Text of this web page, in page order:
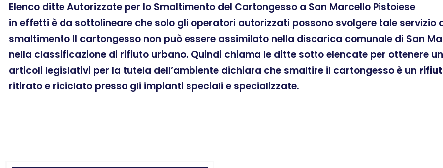
Elenco ditte Autorizzate per lo Smaltimento del Cartongesso a San Marcello Pistoiese
in effetti è da sottolineare che solo gli operatori autorizzati possono svolgere tale servizio
smaltimento Il cartongesso non può essere assimilato nella discarica comunale di San
nella classificazione di rifiuto urbano. Quindi chiama le ditte sotto elencate per ottenere
articoli legislativi per la tutela dell’ambiente dichiara che smaltire il cartongesso è un
ritirato e riciclato presso gli impianti speciali e specializzate.